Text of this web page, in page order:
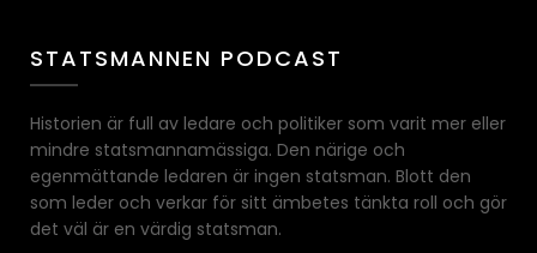
STATSMANNEN PODCAST
Historien är full av ledare och politiker som varit mer eller
mindre statsmannamässiga. Den närige och
egenmättande ledaren är ingen statsman. Blott den
som leder och verkar för sitt ämbetes tänkta roll och gör
det väl är en värdig statsman.